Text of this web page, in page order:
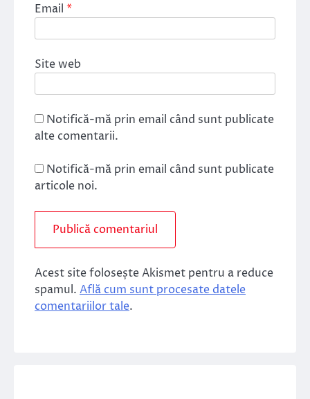
Email *
Site web
Notifică-mă prin email când sunt publicate
alte comentarii.
Notifică-mă prin email când sunt publicate
articole noi.
Acest site folosește Akismet pentru a reduce
spamul. Află cum sunt procesate datele
comentariilor tale.